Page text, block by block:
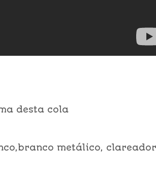
desta cola
metálico, clareador